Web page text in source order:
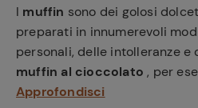
I muffin sono dei golosi
preparati in innumerevoli
personali, delle intolleranze
muffin al cioccolato , per
Approfondisci